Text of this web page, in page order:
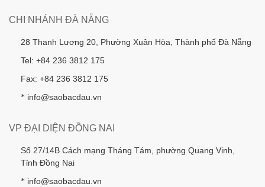
CHI NHÁNH ĐÀ NẴNG
28 Thanh Lương 20, Phường Xuân Hòa, Thành phố Đà Nẵng
Tel: +84 236 3812 175
Fax: +84 236 3812 175
* info@saobacdau.vn
VP ĐẠI DIỆN ĐỒNG NAI
Số 27/14B Cách mạng Tháng Tám, phường Quang Vinh,
Tỉnh Đồng Nai
* info@saobacdau.vn